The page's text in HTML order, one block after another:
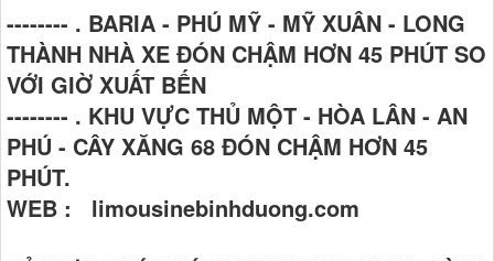
-------- . BARIA - PHÚ MỸ - MỸ XUÂN - LONG
THÀNH NHÀ XE ĐÓN CHẬM HƠN 45 PHÚT SO
VỚI GIỜ XUẤT BẾN
-------- . KHU VỰC THỦ MỘT - HÒA LÂN - AN
PHÚ - CÂY XĂNG 68 ĐÓN CHẬM HƠN 45
PHÚT.
WEB : limousinebinhduong.com